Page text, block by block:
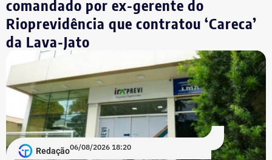
saúde financeira da empresa.
COM FÁBIO MARTINS
Empresário do setor de seguros
De acordo com os dados do registro de candidatura, Alex
Melim nasceu no Rio de Janeiro em 2 de junho de 1976, é
casado, possui ensino médio completo e declarou exercer
a profissão de empresário.
Em documento de consulta pública da Casa da Moeda do
Brasil, Alex Ofredi Melim aparece como representante da
comandado por ex-gerente do
Rioprevidência que contratou ‘Careca’
da Lava-Jato
Redação06/08/2026 18:20